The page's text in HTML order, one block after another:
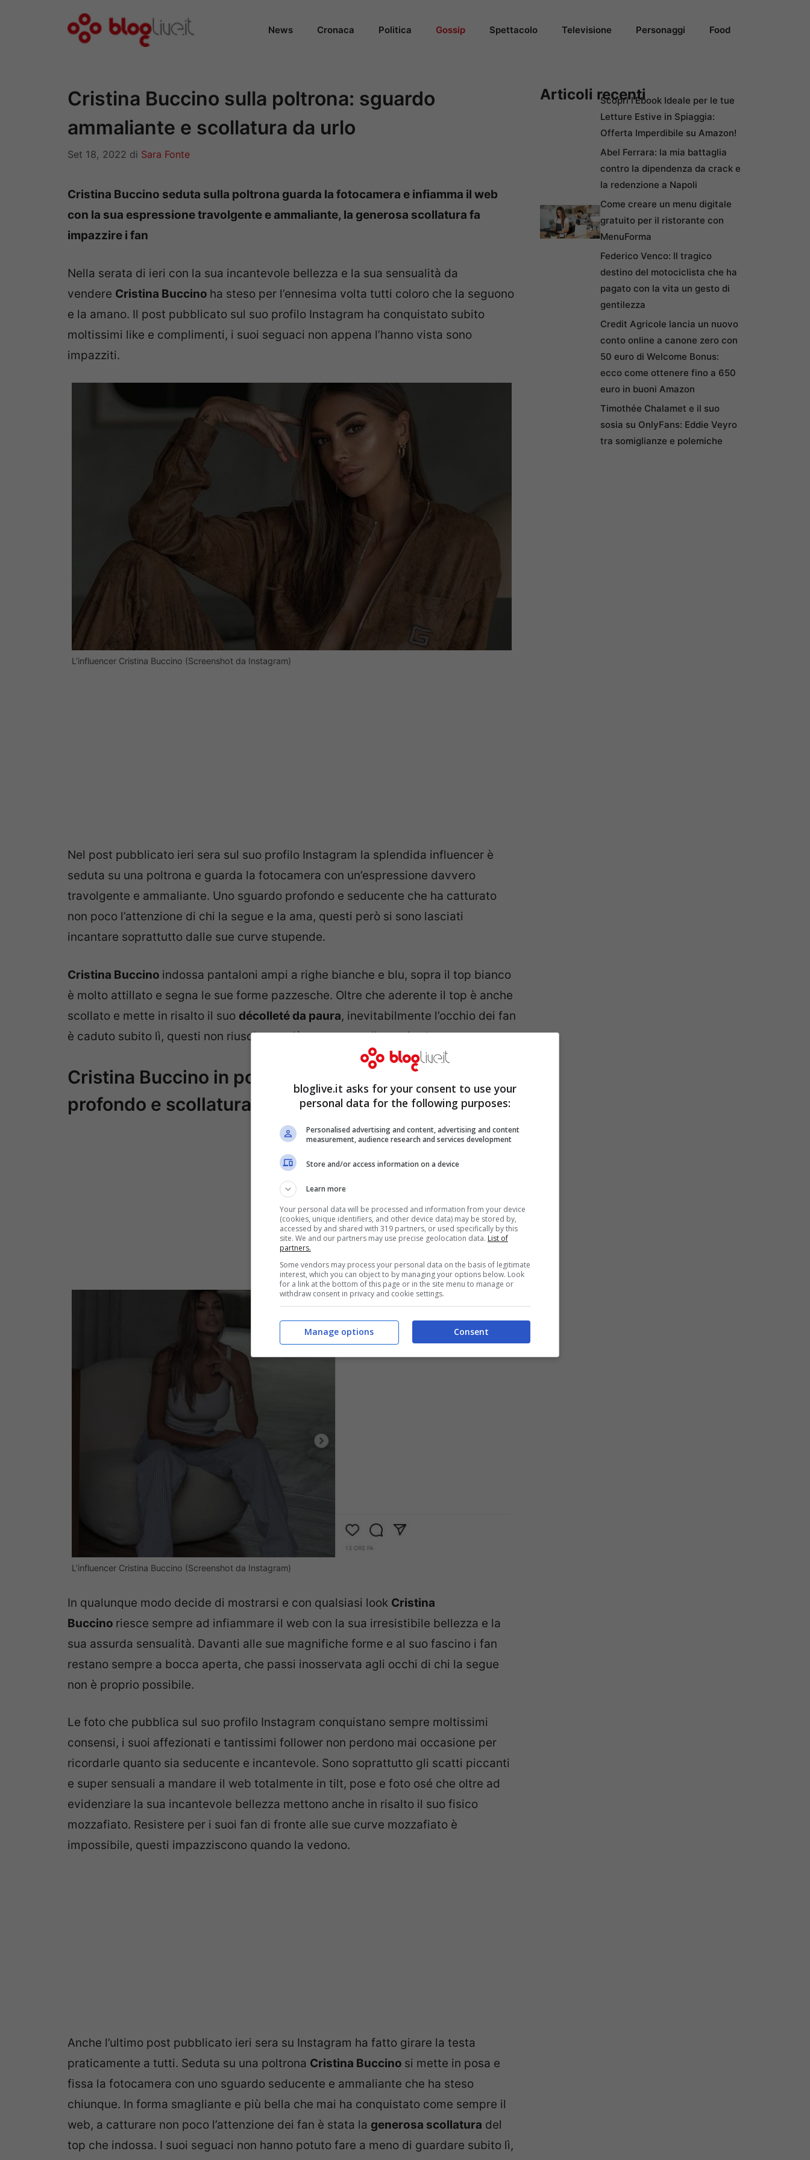
News Cronaca Politica Gossip Spettacolo Televisione Personaggi Food
Cristina Buccino sulla poltrona: sguardo
ammaliante e scollatura da urlo
Set 18, 2022 di Sara Fonte
Cristina Buccino seduta sulla poltrona guarda la fotocamera e infiamma il web
con la sua espressione travolgente e ammaliante, la generosa scollatura fa
impazzire i fan
Nella serata di ieri con la sua incantevole bellezza e la sua sensualità da
vendere Cristina Buccino ha steso per l’ennesima volta tutti coloro che la seguono
e la amano. Il post pubblicato sul suo profilo Instagram ha conquistato subito
moltissimi like e complimenti, i suoi seguaci non appena l’hanno vista sono
impazziti.
L’influencer Cristina Buccino (Screenshot da Instagram)
Nel post pubblicato ieri sera sul suo profilo Instagram la splendida influencer è
seduta su una poltrona e guarda la fotocamera con un’espressione davvero
travolgente e ammaliante. Uno sguardo profondo e seducente che ha catturato
non poco l’attenzione di chi la segue e la ama, questi però si sono lasciati
incantare soprattutto dalle sue curve stupende.
Cristina Buccino indossa pantaloni ampi a righe bianche e blu, sopra il top bianco
è molto attillato e segna le sue forme pazzesche. Oltre che aderente il top è anche
scollato e mette in risalto il suo décolleté da paura, inevitabilmente l’occhio dei fan
è caduto subito lì, questi non riuscivano più a smettere di ammirarla.
Cristina Buccino in posa fa sognare, sguardo
profondo e scollatura da paura, web in tilt
L’influencer Cristina Buccino (Screenshot da Instagram)
In qualunque modo decide di mostrarsi e con qualsiasi look Cristina
Buccino riesce sempre ad infiammare il web con la sua irresistibile bellezza e la
sua assurda sensualità. Davanti alle sue magnifiche forme e al suo fascino i fan
restano sempre a bocca aperta, che passi inosservata agli occhi di chi la segue
non è proprio possibile.
Le foto che pubblica sul suo profilo Instagram conquistano sempre moltissimi
consensi, i suoi affezionati e tantissimi follower non perdono mai occasione per
ricordarle quanto sia seducente e incantevole. Sono soprattutto gli scatti piccanti
e super sensuali a mandare il web totalmente in tilt, pose e foto osé che oltre ad
evidenziare la sua incantevole bellezza mettono anche in risalto il suo fisico
mozzafiato. Resistere per i suoi fan di fronte alle sue curve mozzafiato è
impossibile, questi impazziscono quando la vedono.
Anche l’ultimo post pubblicato ieri sera su Instagram ha fatto girare la testa
praticamente a tutti. Seduta su una poltrona Cristina Buccino si mette in posa e
fissa la fotocamera con uno sguardo seducente e ammaliante che ha steso
chiunque. In forma smagliante e più bella che mai ha conquistato come sempre il
web, a catturare non poco l’attenzione dei fan è stata la generosa scollatura del
top che indossa. I suoi seguaci non hanno potuto fare a meno di guardare subito lì,
Articoli recentiScopri l’Ebook Ideale per le tue
Letture Estive in Spiaggia:
Offerta Imperdibile su Amazon!
Abel Ferrara: la mia battaglia
contro la dipendenza da crack e
la redenzione a Napoli
Come creare un menu digitale
gratuito per il ristorante con
MenuForma
Federico Venco: Il tragico
destino del motociclista che ha
pagato con la vita un gesto di
gentilezza
Credit Agricole lancia un nuovo
conto online a canone zero con
50 euro di Welcome Bonus:
ecco come ottenere fino a 650
euro in buoni Amazon
Timothée Chalamet e il suo
sosia su OnlyFans: Eddie Veyro
tra somiglianze e polemiche
bloglive.it asks for your consent to use your
personal data for the following purposes:
Personalised advertising and content, advertising and content
measurement, audience research and services development
Store and/or access information on a device
Learn more
Your personal data will be processed and information from your device
(cookies, unique identifiers, and other device data) may be stored by,
accessed by and shared with 319 partners, or used specifically by this
site. We and our partners may use precise geolocation data. List of
partners.
Some vendors may process your personal data on the basis of legitimate
interest, which you can object to by managing your options below. Look
for a link at the bottom of this page or in the site menu to manage or
withdraw consent in privacy and cookie settings.
Consent
Manage options